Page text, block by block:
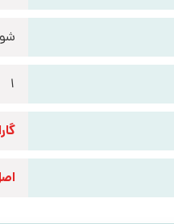
1
گارانتی 10